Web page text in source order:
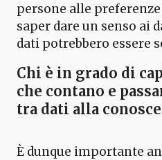
persone alle
saper dare un senso ai
dati potrebbero essere
Chi è in grado di
che contano e
tra dati alla
È dunque importante